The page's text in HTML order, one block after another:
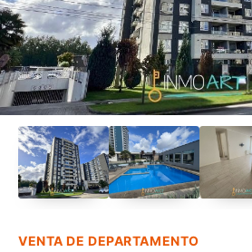
VENTA DE DEPARTAMENTO